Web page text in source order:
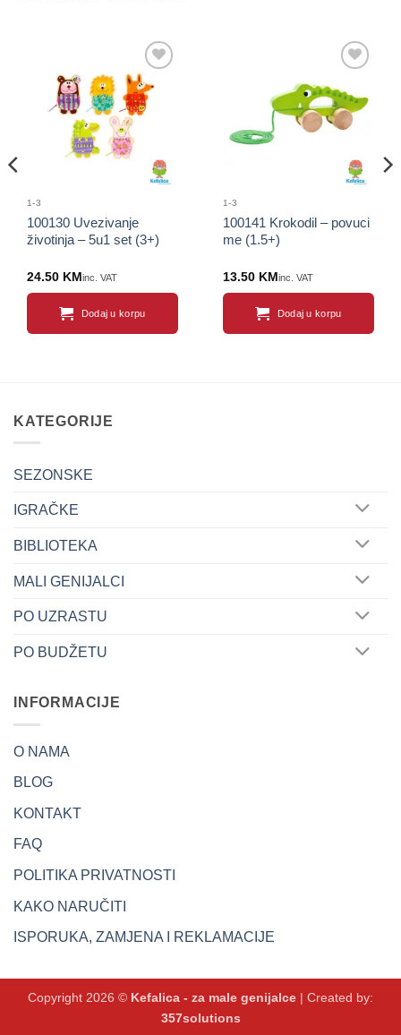
Sačuvaj
proizvod
1-3
100130 Uvezivanje
životinja – 5u1 set (3+)
24.50 KM inc. VAT
Dodaj u korpu
proizvod
1-3
100141 Krokodil – povuci
me (1.5+)
13.50 KM inc. VAT
Dodaj u korpu
KATEGORIJE
SEZONSKE
IGRAČKE
BIBLIOTEKA
MALI GENIJALCI
PO UZRASTU
PO BUDŽETU
INFORMACIJE
O NAMA
BLOG
KONTAKT
FAQ
POLITIKA PRIVATNOSTI
KAKO NARUČITI
ISPORUKA, ZAMJENA I REKLAMACIJE
Copyright 2026 © Kefalica - za male genijalce | Created by:
357solutions